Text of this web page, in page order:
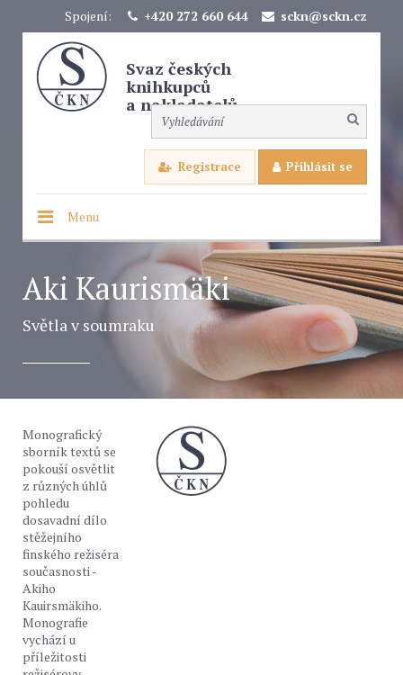
Spojení: +420 272 660 644 sckn@sckn.cz
Svaz českých
knihkupců
a nakladatelů
Registrace Přihlásit se
Menu
Aki Kaurismäki
Světla v soumraku
Monografický
sborník textů se
pokouší osvětlit
z různých úhlů
pohledu
dosavadní dílo
stěžejního
finského režiséra
současnosti -
Akiho
Kauirsmäkiho.
Monografie
vychází u
příležitosti